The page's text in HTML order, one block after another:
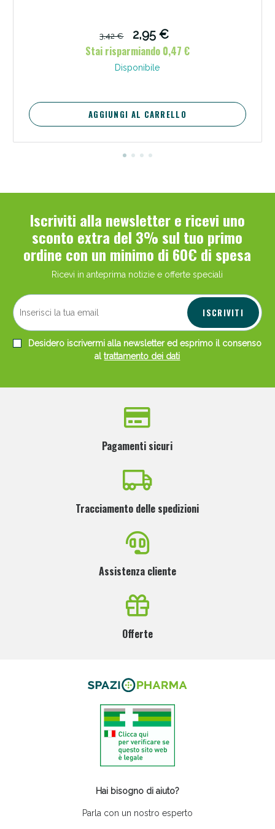
3,42 €
2,95 €
Stai risparmiando 0,47 €
Disponibile
AGGIUNGI AL CARRELLO
Iscriviti alla newsletter e ricevi uno
sconto extra del 3% sul tuo primo
ordine con un minimo di 60€ di spesa
Ricevi in anteprima notizie e offerte speciali
ISCRIVITI
Desidero iscrivermi alla newsletter ed esprimo il consenso
altrattamento dei dati
Pagamenti sicuri
Tracciamento delle spedizioni
Assistenza cliente
Offerte
Hai bisogno di aiuto?
Parla con un nostro esperto
Benessere Intestinale: Sconto fino al 55% valido